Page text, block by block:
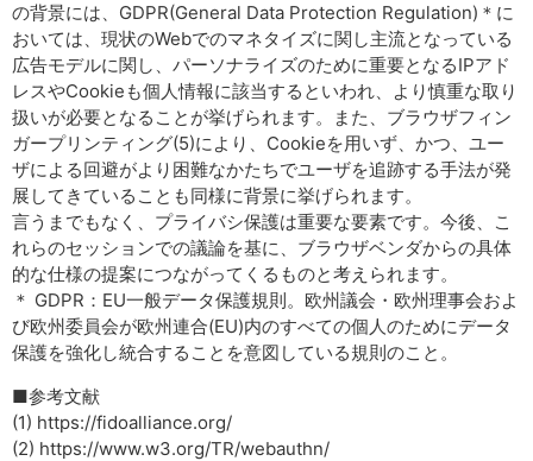
の背景には、GDPR(General Data Protection Regulation)＊に
おいては、現状のWebでのマネタイズに関し主流となっている
広告モデルに関し、パーソナライズのために重要となるIPアド
レスやCookieも個人情報に該当するといわれ、より慎重な取り
扱いが必要となることが挙げられます。また、ブラウザフィン
ガープリンティング(5)により、Cookieを用いず、かつ、ユー
ザによる回避がより困難なかたちでユーザを追跡する手法が発
展してきていることも同様に背景に挙げられます。
言うまでもなく、プライバシ保護は重要な要素です。今後、こ
れらのセッションでの議論を基に、ブラウザベンダからの具体
的な仕様の提案につながってくるものと考えられます。
＊ GDPR：EU一般データ保護規則。欧州議会・欧州理事会およ
び欧州委員会が欧州連合(EU)内のすべての個人のためにデータ
保護を強化し統合することを意図している規則のこと。
■参考文献
(1) https://fidoalliance.org/
(2) https://www.w3.org/TR/webauthn/